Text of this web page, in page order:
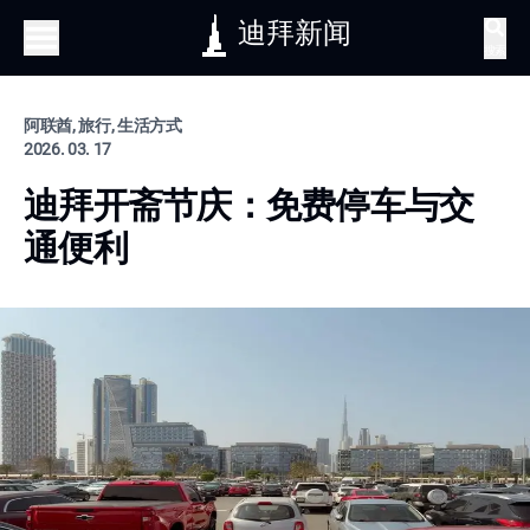
迪拜新闻
阿联酋, 旅行, 生活方式
2026. 03. 17
迪拜开斋节庆：免费停车与交
通便利